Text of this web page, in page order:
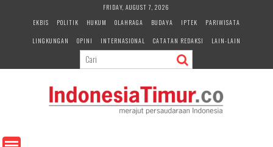
e
FRIDAY, AUGUST 7, 2026
EKBIS
POLITIK HUKUM OLAHRAGA BUDAYA IPTEK
PARIWISATA
LINGKUNGAN
OPINI INTERNASIONAL CATATAN REDAKSI LAIN-LAIN